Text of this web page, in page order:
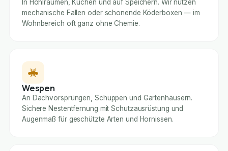
In Hohlräumen, Küchen und auf Speichern. Wir nutzen
mechanische Fallen oder schonende Köderboxen — im
Wohnbereich oft ganz ohne Chemie.
Wespen
An Dachvorsprüngen, Schuppen und Gartenhäusern.
Sichere Nestentfernung mit Schutzausrüstung und
Augenmaß für geschützte Arten und Hornissen.